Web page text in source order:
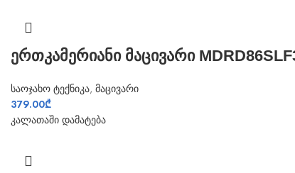
ერთკამერიანი მაცივარი
საოჯახო ტექნიკა, მაცივარი
379.00₾
კალათაში დამატება